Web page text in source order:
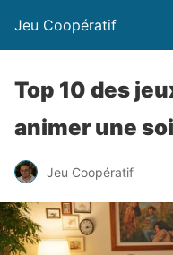
Jeu Coopératif
Top 10 des
animer une
Jeu Coopératif